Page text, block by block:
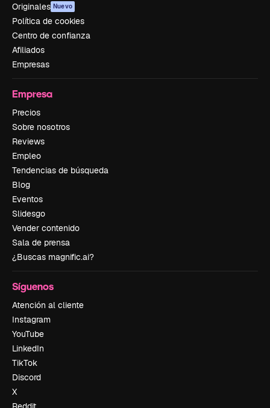
Originales Nuevo
Política de cookies
Centro de confianza
Afiliados
Empresas
Empresa
Precios
Sobre nosotros
Reviews
Empleo
Tendencias de búsqueda
Blog
Eventos
Slidesgo
Vender contenido
Sala de prensa
¿Buscas magnific.ai?
Síguenos
Atención al cliente
Instagram
YouTube
LinkedIn
TikTok
Discord
X